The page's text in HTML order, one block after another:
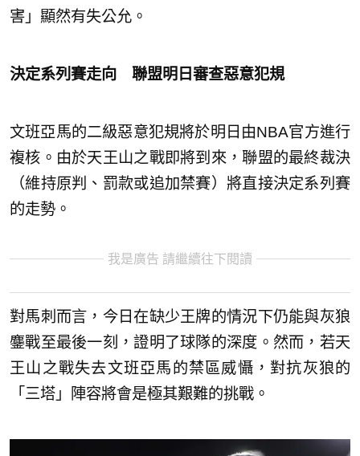
害」顯然有失公允。
決定系列賽走向 聯盟明日審查惡意犯規
文班亞馬的二級惡意犯規將於明日由NBA官方進行
複核。由於天王山之戰即將到來，聯盟的最終裁決
（維持原判、罰款或追加禁賽）將直接決定系列賽
的走勢。
我是廣告 請繼續往下閱讀
對馬刺而言，今日在缺少王牌的情況下仍能與灰狼
鏖戰至最後一刻，證明了球隊的深度。然而，若天
王山之戰失去文班亞馬的禁區威懾，對抗灰狼的
「三塔」陣容將會是極其艱難的挑戰。